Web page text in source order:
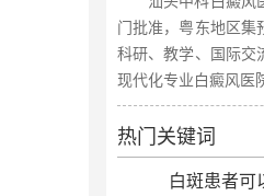
门批准，粤东地区集
科研、教学、国际交
现代化专业白癜风医
热门关键词
白斑患者可